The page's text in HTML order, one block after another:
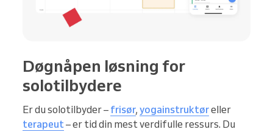
Døgnåpen løsning for
solotilbydere
Er du solotilbyder – frisør, yogainstruktøreller
terapeut– er tid din mest verdifulle ressurs. Du